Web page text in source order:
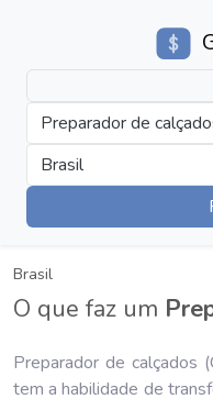
Preparador de
Brasil
Brasil
O que faz um
Preparador de calçados
tem a habilidade de